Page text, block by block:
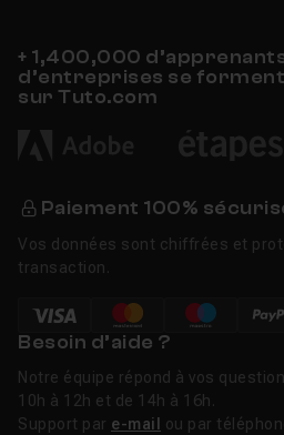
+ 1,400,000
d’entreprises se
sur Tuto.com
Paiement 100%
Vos données sont chiffrées et
transaction.
Besoin d’aide ?
Notre équipe répond à vos
10h à 12h et de 14h à 16h.
Support par e-mail ou par